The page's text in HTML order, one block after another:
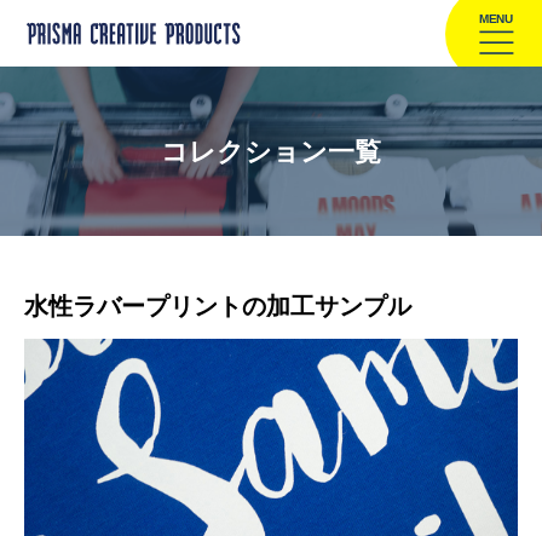
MENU
コレクション一覧
水性ラバープリントの加工サンプル